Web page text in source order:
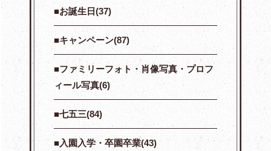
お誕生日(37)
キャンペーン(87)
ファミリーフォト・肖像写真・プロフ
ィール写真(6)
七五三(84)
入園入学・卒園卒業(43)